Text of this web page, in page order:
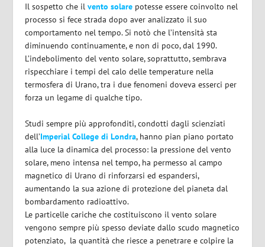
Il sospetto che ilvento solare potesse essere coinvolto nel
processo si fece strada dopo aver analizzato il suo
comportamento nel tempo. Si notò che l’intensità sta
diminuendo continuamente, e non di poco, dal 1990.
L’indebolimento del vento solare, soprattutto, sembrava
rispecchiare i tempi del calo delle temperature nella
termosfera di Urano, tra i due fenomeni doveva esserci per
forza un legame di qualche tipo.
Studi sempre più approfonditi, condotti dagli scienziati
dell’Imperial College di Londra, hanno pian piano portato
alla luce la dinamica del processo: la pressione del vento
solare, meno intensa nel tempo, ha permesso al campo
magnetico di Urano di rinforzarsi ed espandersi,
aumentando la sua azione di protezione del pianeta dal
bombardamento radioattivo.
Le particelle cariche che costituiscono il vento solare
vengono sempre più spesso deviate dallo scudo magnetico
potenziato, la quantità che riesce a penetrare e colpire la